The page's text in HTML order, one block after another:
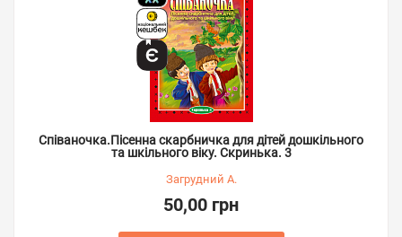
Співаночка.Пісенна скарбничка для дітей дошкільного
та шкільного віку. Скринька. 3
Загрудний А.
50,00 грн